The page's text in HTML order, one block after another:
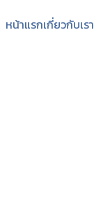
หน้าแรกเกี่ยวกับเรา